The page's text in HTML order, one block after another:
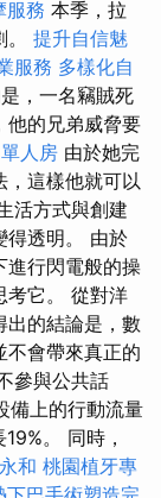
服務 本季，拉
提升自信魅
服務 多樣化自
，一名竊賊死
他的兄弟威脅要
人房 由於她完
，這樣他就可以
活方式與創建
得透明。 由於
進行閃電般的操
考它。 從對洋
出的結論是，數
不會帶來真正的
參與公共話
備上的行動流量
。 同時，
和 桃園植牙專